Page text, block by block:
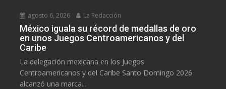
agosto 6, 2026 La Redacción
México iguala su récord de medallas de oro
en unos Juegos Centroamericanos y del
Caribe
La delegación mexicana en los Juegos
Centroamericanos y del Caribe Santo Domingo 2026
alcanzó una marca...